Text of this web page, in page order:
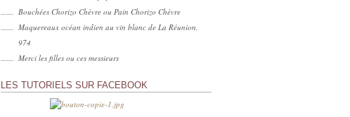
Bouchées Chorizo Chèvre ou Pain Chorizo Chèvre
Maquereaux océan indien au vin blanc de La Réunion,
974
Merci les filles ou ces messieurs
LES TUTORIELS SUR FACEBOOK